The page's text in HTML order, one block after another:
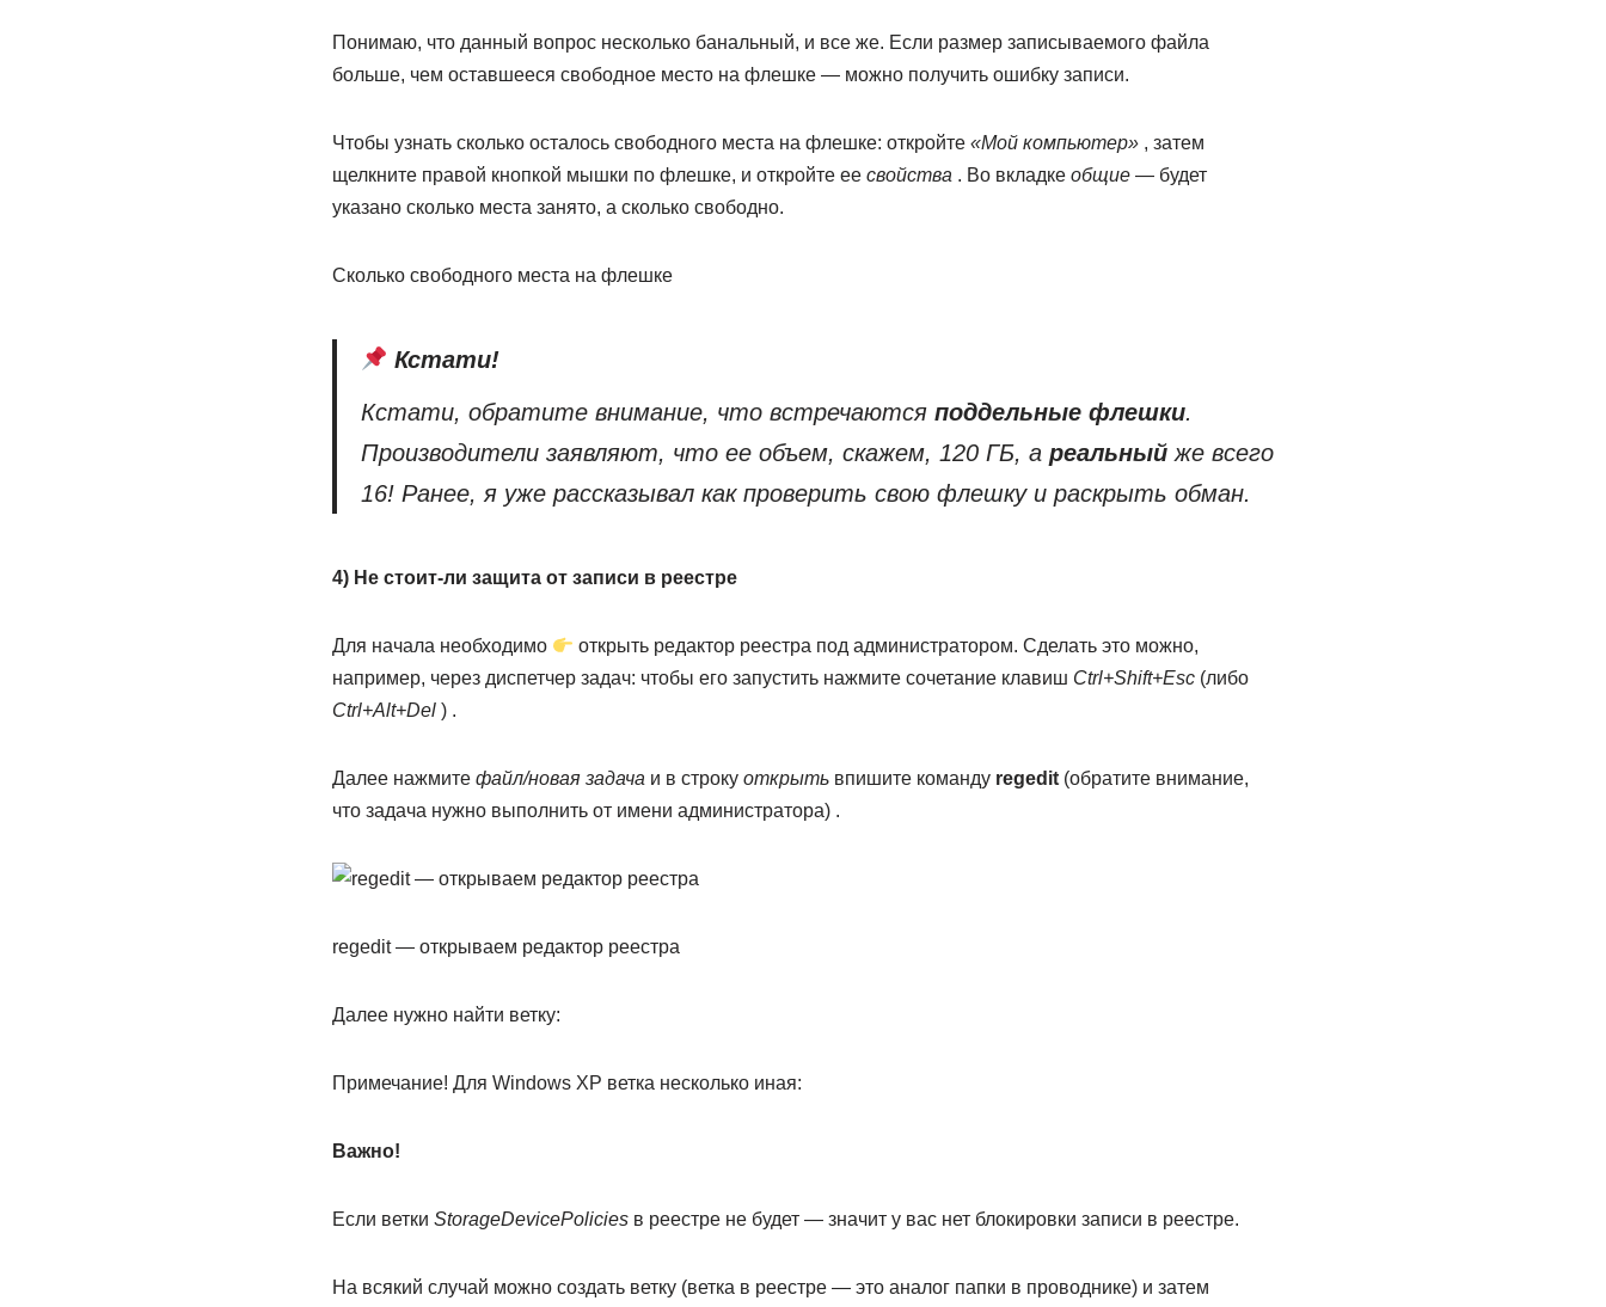
Понимаю, что данный вопрос несколько банальный, и все же. Если размер записываемого файла
больше, чем оставшееся свободное место на флешке — можно получить ошибку записи.
Чтобы узнать сколько осталось свободного места на флешке: откройте «Мой компьютер», затем
щелкните правой кнопкой мышки по флешке, и откройте ее свойства . Во вкладке общие— будет
указано сколько места занято, а сколько свободно.
Сколько свободного места на флешке
Кстати!
Кстати, обратите внимание, что встречаются поддельные флешки.
Производители заявляют, что ее объем, скажем, 120 ГБ, а реальныйже всего
16! Ранее, я уже рассказывал как проверить свою флешку и раскрыть обман.
4) Не стоит-ли защита от записи в реестре
Для начала необходимо
открыть редактор реестра под администратором. Сделать это можно,
например, через диспетчер задач: чтобы его запустить нажмите сочетание клавиш Ctrl+Shift+Esc(либо
Ctrl+Alt+Del) .
Далее нажмите файл/новая задача и в строку открытьвпишите команду regedit(обратите внимание,
что задача нужно выполнить от имени администратора) .
regedit — открываем редактор реестра
Далее нужно найти ветку:
Примечание! Для Windows XP ветка несколько иная:
Важно!
Если ветки StorageDevicePoliciesв реестре не будет — значит у вас нет блокировки записи в реестре.
На всякий случай можно создать ветку (ветка в реестре — это аналог папки в проводнике) и затем